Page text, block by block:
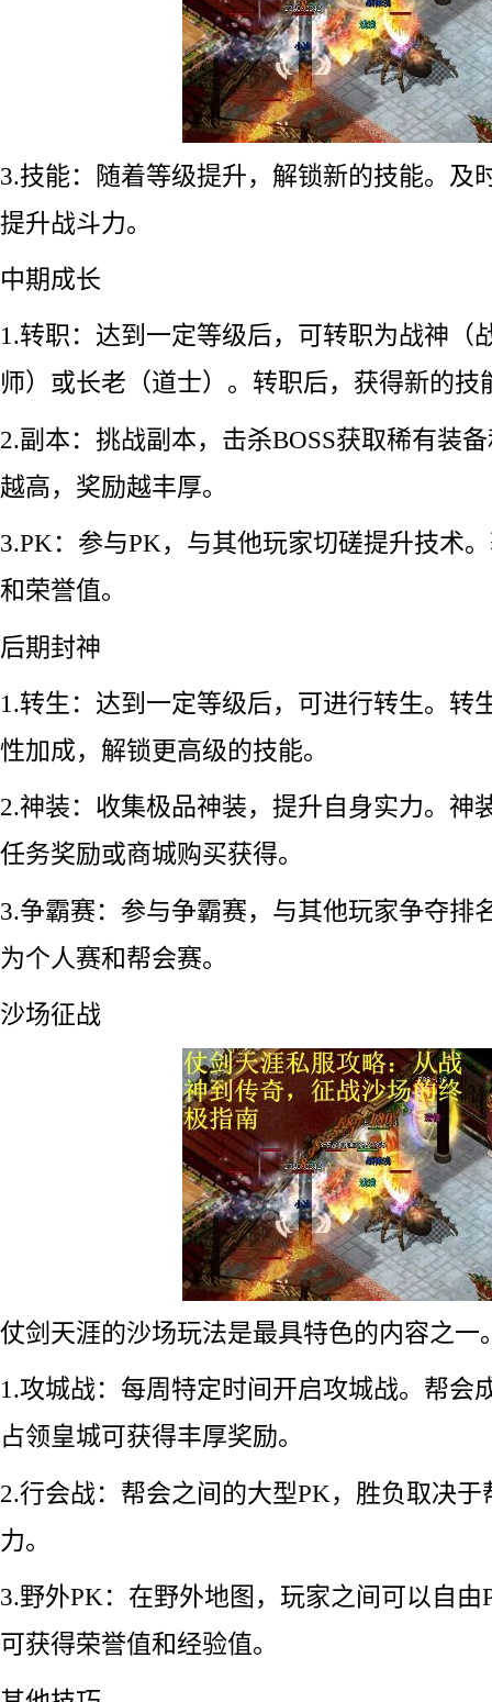
3.技能：随着等级提升，解锁新的技能。及
提升战斗力。
中期成长
1.转职：达到一定等级后，可转职为战神（
师）或长老（道士）。转职后，获得新的技
2.副本：挑战副本，击杀BOSS获取稀有装
越高，奖励越丰厚。
3.PK：参与PK，与其他玩家切磋提升技术
和荣誉值。
后期封神
1.转生：达到一定等级后，可进行转生。转
性加成，解锁更高级的技能。
2.神装：收集极品神装，提升自身实力。神
任务奖励或商城购买获得。
3.争霸赛：参与争霸赛，与其他玩家争夺排
为个人赛和帮会赛。
沙场征战
仗剑天涯的沙场玩法是最具特色的内容之一
1.攻城战：每周特定时间开启攻城战。帮会
占领皇城可获得丰厚奖励。
2.行会战：帮会之间的大型PK，胜负取决
力。
3.野外PK：在野外地图，玩家之间可以自
可获得荣誉值和经验值。